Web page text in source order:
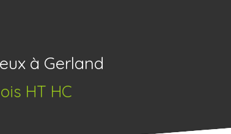
à Gerland
HT HC